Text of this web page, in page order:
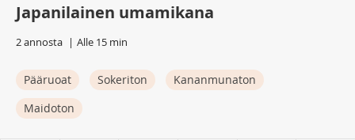
Japanilainen umamikana
2 annosta Alle 15 min
Pääruoat Sokeriton
Kananmunaton
Maidoton